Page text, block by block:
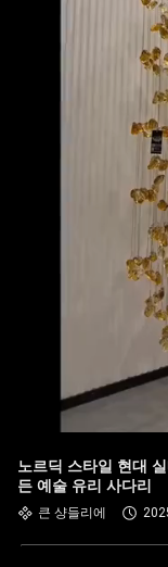
노르딕 스타일 현대
든 예술 유리 사다리
큰 샹들리에